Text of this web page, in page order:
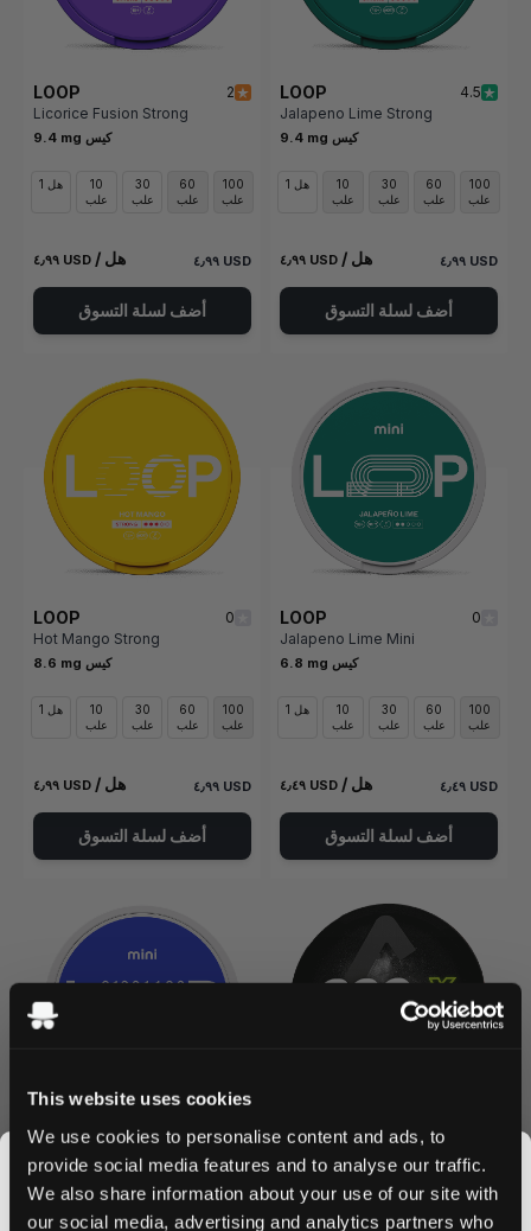
This website uses cookies
We use cookies to personalise content and ads, to
provide social media features and to analyse our traffic.
We also share information about your use of our site with
our social media, advertising and analytics partners who
LOOP
2
Licorice Fusion Strong
9.4 mg كيس
1 هل
10
علب
30
علب
60
علب
100
علب
٤٫٩٩ USD / هل ٤٫٩٩ USD
أضف لسلة التسوق
LOOP
4.5
Jalapeno Lime Strong
9.4 mg كيس
1 هل
10
علب
30
علب
60
علب
100
علب
٤٫٩٩ USD / هل ٤٫٩٩ USD
أضف لسلة التسوق
LOOP
0
Hot Mango Strong
8.6 mg كيس
1 هل
10
علب
30
علب
60
علب
100
علب
٤٫٩٩ USD / هل ٤٫٩٩ USD
أضف لسلة التسوق
LOOP
0
Jalapeno Lime Mini
6.8 mg كيس
1 هل
10
علب
30
علب
60
علب
100
علب
٤٫٤٩ USD / هل ٤٫٤٩ USD
أضف لسلة التسوق
LOOP
5
Smooth Mint Mini
6.8 mg كيس
ACE X
Cosmic Cool Mint
11.6 mg كيس